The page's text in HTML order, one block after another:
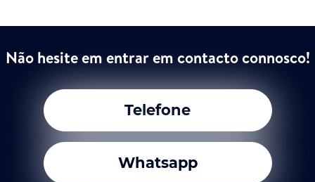
Não hesite em entrar em contacto connosco!
Telefone
Whatsapp